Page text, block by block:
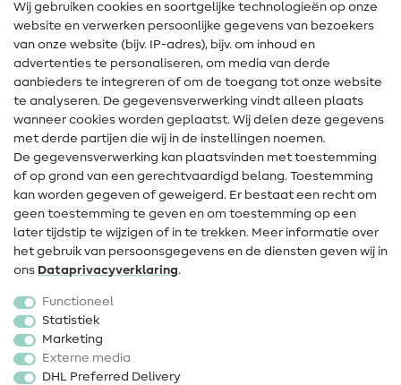
Naailexicon
Gratis Naaipatronen
Hulp & contact
Contact
Wijziging van eigenaar
FAQ
Herroepingsrecht
Populair
Fournituren
Sale
Wij gebruiken cookies en soortgelijke technologieën op onze
website en verwerken persoonlijke gegevens van bezoekers
van onze website (bijv. IP-adres), bijv. om inhoud en
advertenties te personaliseren, om media van derde
aanbieders te integreren of om de toegang tot onze website
te analyseren. De gegevensverwerking vindt alleen plaats
wanneer cookies worden geplaatst. Wij delen deze gegevens
met derde partijen die wij in de instellingen noemen.
De gegevensverwerking kan plaatsvinden met toestemming
of op grond van een gerechtvaardigd belang. Toestemming
kan worden gegeven of geweigerd. Er bestaat een recht om
geen toestemming te geven en om toestemming op een
later tijdstip te wijzigen of in te trekken. Meer informatie over
het gebruik van persoonsgegevens en de diensten geven wij in
ons Data­privacy­verklaring.
Functioneel
Statistiek
Marketing
Externe media
DHL Preferred Delivery